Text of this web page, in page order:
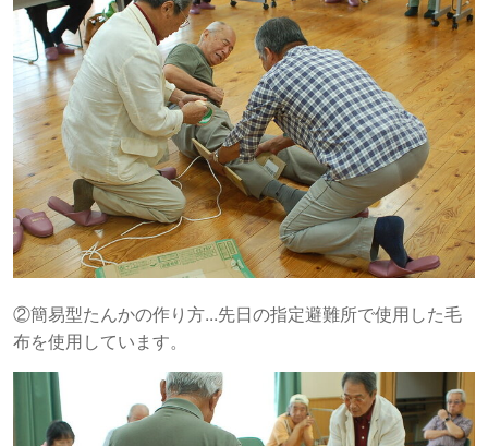
②簡易型たんかの作り方...先日の指定避難所で使用した毛
布を使用しています。